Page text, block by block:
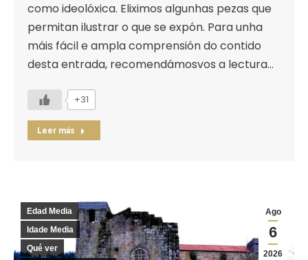
como ideolóxica. Eliximos algunhas pezas que
permitan ilustrar o que se expón. Para unha
máis fácil e ampla comprensión do contido
desta entrada, recomendámosvos a lectura…
+31
Leer más
Ago
6
2026
Edad Media
Idade Media
Qué ver